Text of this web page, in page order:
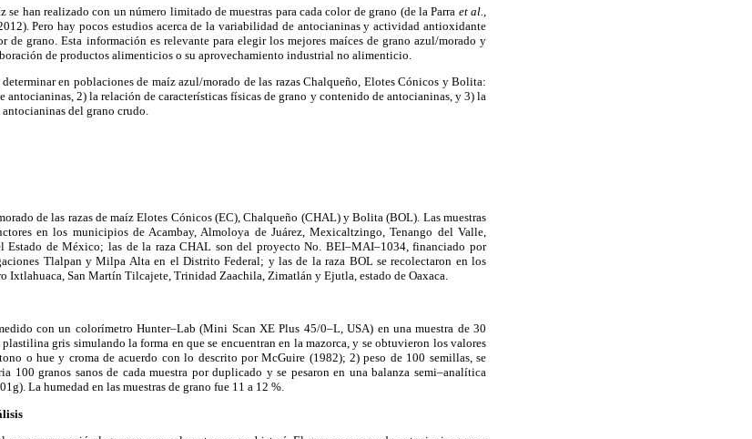
se han realizado con un número limitado de muestras para cada color de grano (de la Parra et al.,
Pero hay pocos estudios acerca de la variabilidad de antocianinas y actividad antioxidante
de grano. Esta información es relevante para elegir los mejores maíces de grano azul/morado y
de productos alimenticios o su aprovechamiento industrial no alimenticio.
en poblaciones de maíz azul/morado de las razas Chalqueño, Elotes Cónicos y Bolita:
2) la relación de características físicas de grano y contenido de antocianinas, y 3) la
del grano crudo.
de las razas de maíz Elotes Cónicos (EC), Chalqueño (CHAL) y Bolita (BOL). Las muestras
en los municipios de Acambay, Almoloya de Juárez, Mexicaltzingo, Tenango del Valle,
Estado de México; las de la raza CHAL son del proyecto No. BEI–MAI–1034, financiado por
Tlalpan y Milpa Alta en el Distrito Federal; y las de la raza BOL se recolectaron en los
Ixtlahuaca, San Martín Tilcajete, Trinidad Zaachila, Zimatlán y Ejutla, estado de Oaxaca.
con un colorímetro Hunter–Lab (Mini Scan XE Plus 45/0–L, USA) en una muestra de 30
plastilina gris simulando la forma en que se encuentran en la mazorca, y se obtuvieron los valores
o hue y croma de acuerdo con lo descrito por McGuire (1982); 2) peso de 100 semillas, se
100 granos sanos de cada muestra por duplicado y se pesaron en una balanza semi–analítica
La humedad en las muestras de grano fue 11 a 12 %.